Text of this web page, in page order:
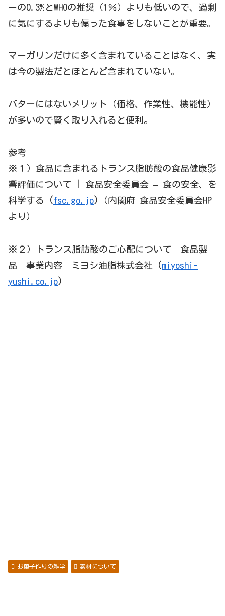
ーの0.3%とWHOの推奨（1％）よりも低いので、過剰
に気にするよりも偏った食事をしないことが重要。
マーガリンだけに多く含まれていることはなく、実
は今の製法だとほとんど含まれていない。
バターにはないメリット（価格、作業性、機能性）
が多いので賢く取り入れると便利。
参考
※１）食品に含まれるトランス脂肪酸の食品健康影
響評価について | 食品安全委員会 – 食の安全、を
科学する (fsc.go.jp)（内閣府 食品安全委員会HP
より）
※２）トランス脂肪酸のご心配について 食品製
品 事業内容 ミヨシ油脂株式会社 (miyoshi-
yushi.co.jp)
お菓子作りの雑学 素材について